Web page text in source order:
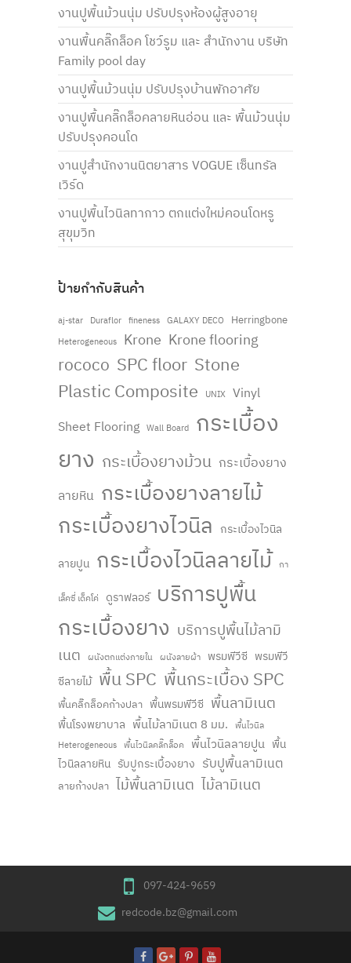
งานปูพื้นม้วนนุ่ม ปรับปรุงห้องผู้สูงอายุ
งานพื้นคลิ๊กล็อค โชว์รูม และ สำนักงาน บริษัท
Family pool day
งานปูพื้นม้วนนุ่ม ปรับปรุงบ้านพักอาศัย
งานปูพื้นคลิ๊กล็อคลายหินอ่อน และ พื้นม้วนนุ่ม
ปรับปรุงคอนโด
งานปูสำนักงานนิตยาสาร VOGUE เซ็นทรัล
เวิร์ด
งานปูพื้นไวนิลทากาว ตกแต่งใหม่คอนโดหรู
สุขุมวิท
ป้ายกำกับสินค้า
aj-star Duraflor fineness GALAXY DECO Herringbone
Heterogeneous Krone Krone flooring
rococo SPC floor Stone
Plastic Composite
UNIX Vinyl
Sheet Flooring Wall Board
กระเบื้อง
ยาง กระเบื้องยางม้วน กระเบื้องยาง
ลายหิน กระเบื้องยางลายไม้
กระเบื้องยางไวนิล กระเบื้องไวนิล
ลายปูน กระเบื้องไวนิลลายไม้ กา
เล็คซี่ เด็คโค่ ดูราฟลอร์ บริการปูพื้น
กระเบื้องยาง บริการปูพื้นไม้ลามิ
เนต
ผนังตกแต่งภายใน ผนังลายผ้า พรมพีวีซี พรมพีวี
ซีลายไม้ พื้น SPC พื้นกระเบื้อง SPC
พื้นคลิ๊กล็อคก้างปลา พื้นพรมพีวีซี พื้นลามิเนต
พื้นโรงพยาบาล พื้นไม้ลามิเนต 8 มม.
พื้นไวนิล
Heterogeneous พื้นไวนิลคลิ๊กล็อค พื้นไวนิลลายปูน พื้น
ไวนิลลายหิน รับปูกระเบื้องยาง รับปูพื้นลามิเนต
ลายก้างปลา ไม้พื้นลามิเนต ไม้ลามิเนต
097-424-9659
redcode.bz@gmail.com